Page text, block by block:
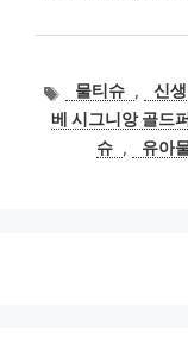
태
그
물티슈 , 신
베 시그니앙 골드
슈 , 유아